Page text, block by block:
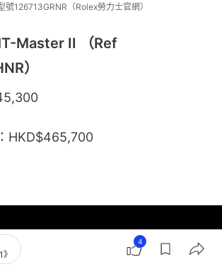
126713GRNR（Rolex勞力士官網）
Master II （Ref
）
HKD$465,700
4